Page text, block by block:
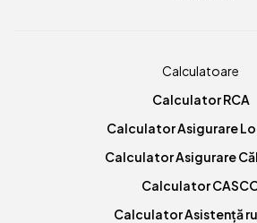
Calculatoare
Calculator RCA
Calculator Asigurare
Calculator Asigurare
Calculator
Calculator Asistență